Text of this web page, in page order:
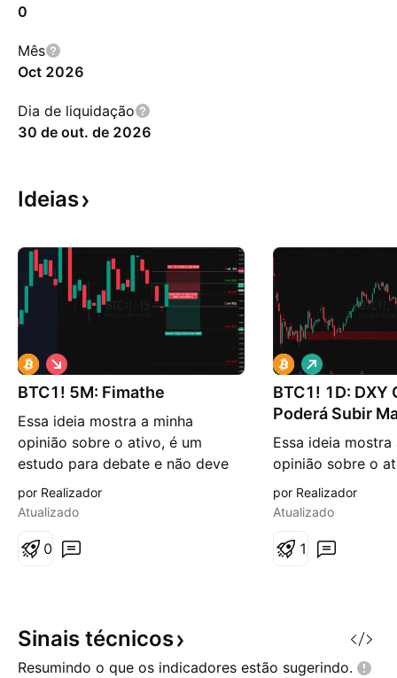
0
Mês
Oct 2026
Dia de liquidação
30 de out. de 2026
Ideias
BTC1! 5M: Fimathe
Essa ideia mostra a minha
opinião sobre o ativo, é um
estudo para debate e não deve
ser usado como entrada. Só
opere quando o seu trade system
minutos do BTC1!, o preço
para um
V
i
é
d
e
b
a
x
a
por Realizador
Atualizado
0
BTC1! 1D: DXY
Poderá Subir
Essa ideia mostra
opinião sobre o
estudo para
ser usado como
der o sinal. No
as linhas alvos
V
i
é
s
d
a
l
a
por Realizador
Atualizado
1
Sinais técnicos
Resumindo o que os indicadores estão sugerindo.